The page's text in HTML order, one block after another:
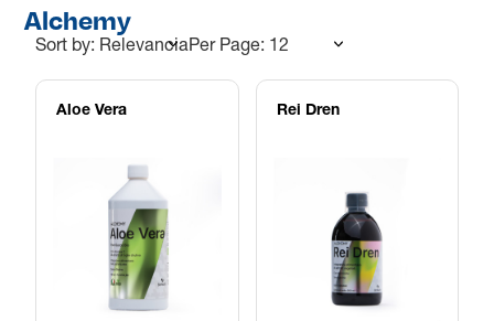
Alchemy
Sort by: RelevanciaPer Page: 12
Aloe Vera Rei Dren